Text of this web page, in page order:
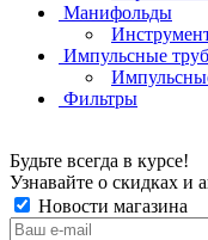
Манифольды
Импульсные
Фильтры
Будьте всегда в курсе!
Узнавайте о скидках и
Новости магазина